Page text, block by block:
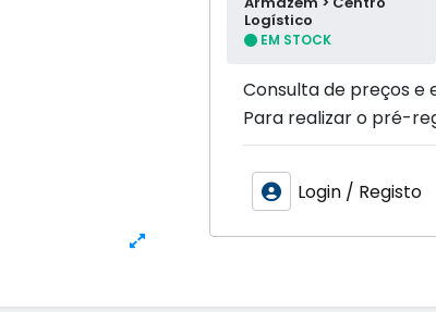
Logístico
EM STOCK
Consulta de preços e
Para realizar o pré-
Login / Registo